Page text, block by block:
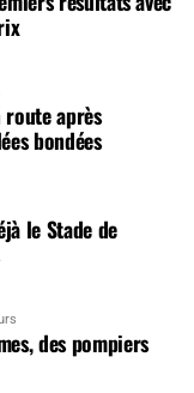
route après
bondées
le Stade de
des pompiers